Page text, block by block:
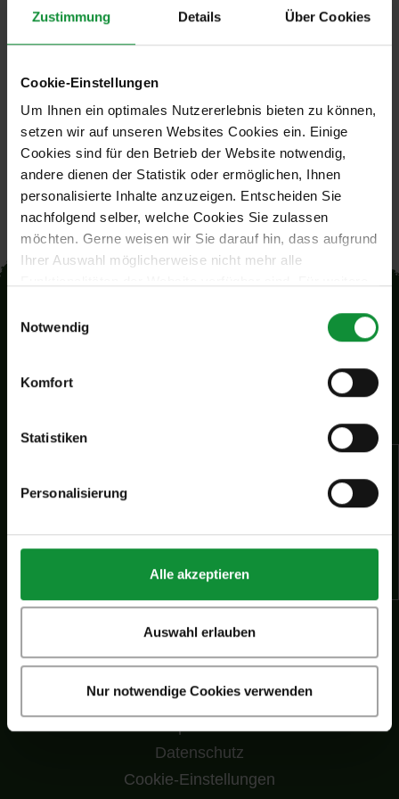
Zustimmung Details Über Cookies
Cookie-Einstellungen
Um Ihnen ein optimales Nutzererlebnis bieten zu können,
setzen wir auf unseren Websites Cookies ein. Einige
Cookies sind für den Betrieb der Website notwendig,
andere dienen der Statistik oder ermöglichen, Ihnen
personalisierte Inhalte anzuzeigen. Entscheiden Sie
nachfolgend selber, welche Cookies Sie zulassen
möchten. Gerne weisen wir Sie darauf hin, dass aufgrund
Ihrer Auswahl möglicherweise nicht mehr alle
Datenschutzerklärung und Cookie Policy.
Notwendig
Komfort
Statistiken
Personalisierung
Alle akzeptieren
Auswahl erlauben
Nur notwendige Cookies verwenden
UnsereProdukte
Keine Produkte gefunden
Frische
Geflügel
Medien
Kontakt
Eisberg
Impressum
Datenschutz
Cookie-Einstellungen